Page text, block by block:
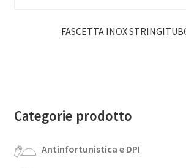
FASCETTA INOX
Categorie prodotto
Antinfortunistica e DPI